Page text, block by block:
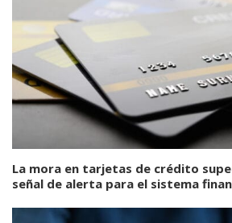
La mora en tarjetas de crédito
señal de alerta para el sistema